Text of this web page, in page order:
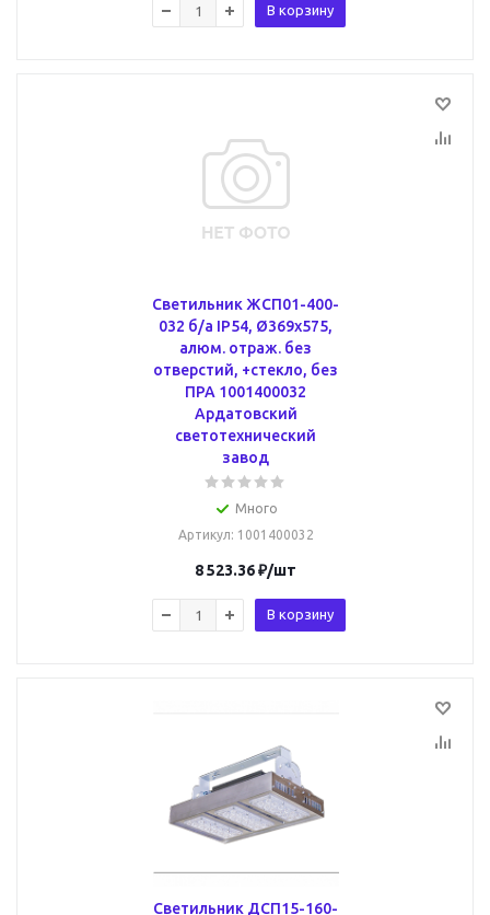
В корзину
Светильник ЖСП01-400-
032 б/а IP54, Ø369х575,
алюм. отраж. без
отверстий, +стекло, без
ПРА 1001400032
Ардатовский
светотехнический
завод
Много
Артикул: 1001400032
8 523.36₽/шт
В корзину
Светильник ДСП15-160-